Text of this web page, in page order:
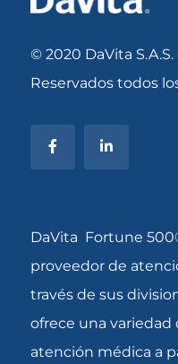
© 2020 DaVita
Reservados todos
DaVita Fortune
proveedor de
través de sus
ofrece una variedad
atención médica a